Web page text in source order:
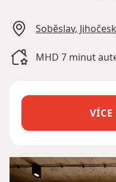
Soběslav,
MHD 7 minut